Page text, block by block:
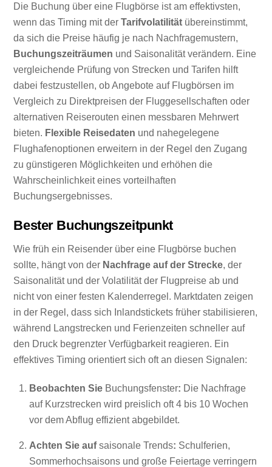
Die Buchung über eine Flugbörse ist am effektivsten,
wenn das Timing mit derTarifvolatilität übereinstimmt,
da sich die Preise häufig je nach Nachfragemustern,
Buchungszeiträumen und Saisonalität verändern. Eine
vergleichende Prüfung von Strecken und Tarifen hilft
dabei festzustellen, ob Angebote auf Flugbörsen im
Vergleich zu Direktpreisen der Fluggesellschaften oder
alternativen Reiserouten einen messbaren Mehrwert
bieten. Flexible Reisedaten und nahegelegene
Flughafenoptionen erweitern in der Regel den Zugang
zu günstigeren Möglichkeiten und erhöhen die
Wahrscheinlichkeit eines vorteilhaften
Buchungsergebnisses.
Bester Buchungszeitpunkt
Wie früh ein Reisender über eine Flugbörse buchen
sollte, hängt von der Nachfrage auf der Strecke, der
Saisonalität und der Volatilität der Flugpreise ab und
nicht von einer festen Kalenderregel. Marktdaten zeigen
in der Regel, dass sich Inlandstickets früher stabilisieren,
während Langstrecken und Ferienzeiten schneller auf
den Druck begrenzter Verfügbarkeit reagieren. Ein
effektives Timing orientiert sich oft an diesen Signalen:
Beobachten Sie Buchungsfenster: Die Nachfrage
auf Kurzstrecken wird preislich oft 4 bis 10 Wochen
vor dem Abflug effizient abgebildet.
Achten Sie aufsaisonale Trends: Schulferien,
Sommerhochsaisons und große Feiertage verringern